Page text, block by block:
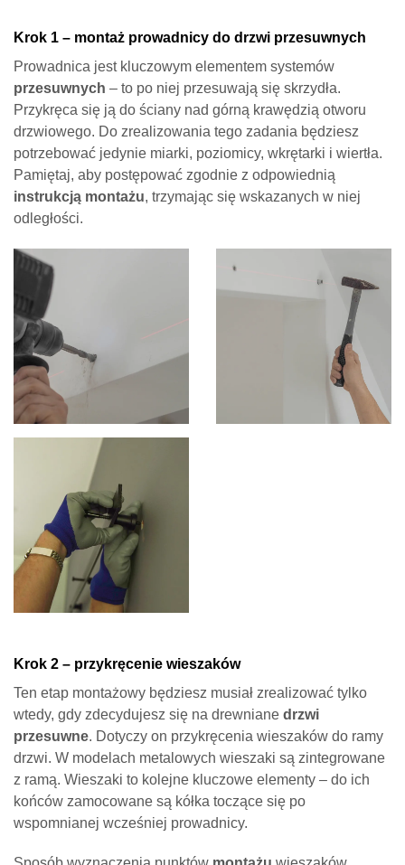
Krok 1 – montaż prowadnicy do drzwi przesuwnych
Prowadnica jest kluczowym elementem systemów
przesuwnych – to po niej przesuwają się skrzydła.
Przykręca się ją do ściany nad górną krawędzią otworu
drzwiowego. Do zrealizowania tego zadania będziesz
potrzebować jedynie miarki, poziomicy, wkrętarki i wiertła.
Pamiętaj, aby postępować zgodnie z odpowiednią
instrukcją montażu, trzymając się wskazanych w niej
odległości.
Krok 2 – przykręcenie wieszaków
Ten etap montażowy będziesz musiał zrealizować tylko
wtedy, gdy zdecydujesz się na drewniane drzwi
przesuwne. Dotyczy on przykręcenia wieszaków do ramy
drzwi. W modelach metalowych wieszaki są zintegrowane
z ramą. Wieszaki to kolejne kluczowe elementy – do ich
końców zamocowane są kółka toczące się po
wspomnianej wcześniej prowadnicy.